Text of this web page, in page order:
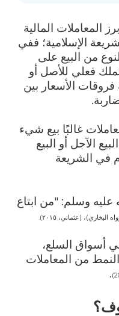
المعاملات المالية
الإسلامية؛ ففي
من البيع على
فعلي للأصل أو
الأسعار بين
غالبًا بيع شيء
الآجل أو البيع
في الشريعة
وسلم: "من ابتاع
البخاري)، (عثماني، ٢٠١٥).
أسواق السلع،
من المعاملات
.